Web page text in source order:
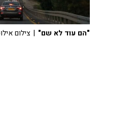
"הם עוד לא שם" | צילום